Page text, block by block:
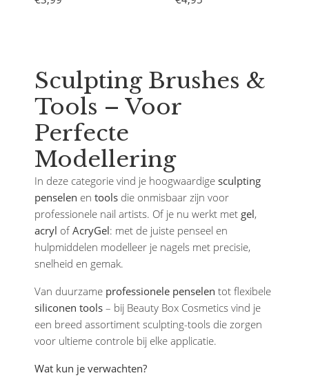
Sculpting Brushes &
Tools – Voor
Perfecte
Modellering
In deze categorie vind je hoogwaardige sculpting
penselen en tools die onmisbaar zijn voor
professionele nail artists. Of je nu werkt met gel,
acryl ofAcryGel: met de juiste penseel en
hulpmiddelen modelleer je nagels met precisie,
snelheid en gemak.
Van duurzame professionele penselen tot flexibele
siliconen tools – bij Beauty Box Cosmetics vind je
een breed assortiment sculpting-tools die zorgen
voor ultieme controle bij elke applicatie.
Wat kun je verwachten?